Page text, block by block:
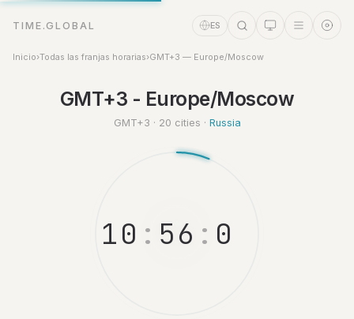
TIME.GLOBAL ES
Inicio›Todas las franjas horarias›GMT+3 — Europe/Moscow
GMT+3 - Europe/Moscow
GMT+3 · 20 cities · Russia
10 : 56 : 0
Asistente de tiempo